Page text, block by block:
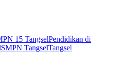
15 TangselPendidikan di
SMPN TangselTangsel